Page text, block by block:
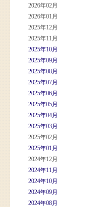
2026年02月
2026年01月
2025年12月
2025年11月
2025年10月
2025年09月
2025年08月
2025年07月
2025年06月
2025年05月
2025年04月
2025年03月
2025年02月
2025年01月
2024年12月
2024年11月
2024年10月
2024年09月
2024年08月